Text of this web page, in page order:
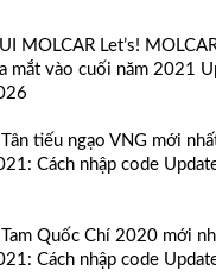
MOLCAR Let’s!
mắt vào cuối năm 2021
tiếu ngạo VNG mới
Cách nhập code
Quốc Chí 2020 mới
Cách nhập code